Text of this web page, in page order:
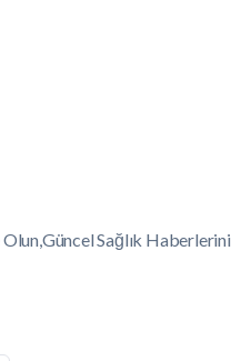
Sağlık Haberlerini